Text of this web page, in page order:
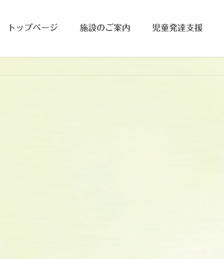
トップページ 施設のご案内 児童発達支援